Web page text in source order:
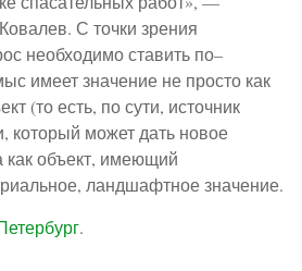
С точки зрения
необходимо ставить по–
имеет значение не просто как
(то есть, по сути, источник
который может дать новое
объект, имеющий
ландшафтное значение.
.